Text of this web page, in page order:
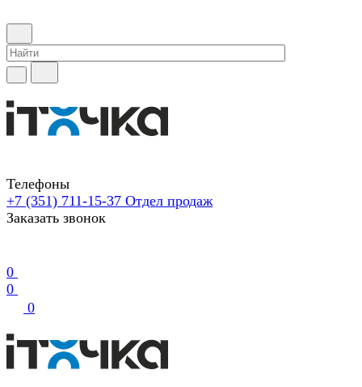
Телефоны
+7 (351) 711-15-37 Отдел продаж
Заказать звонок
0
0
0